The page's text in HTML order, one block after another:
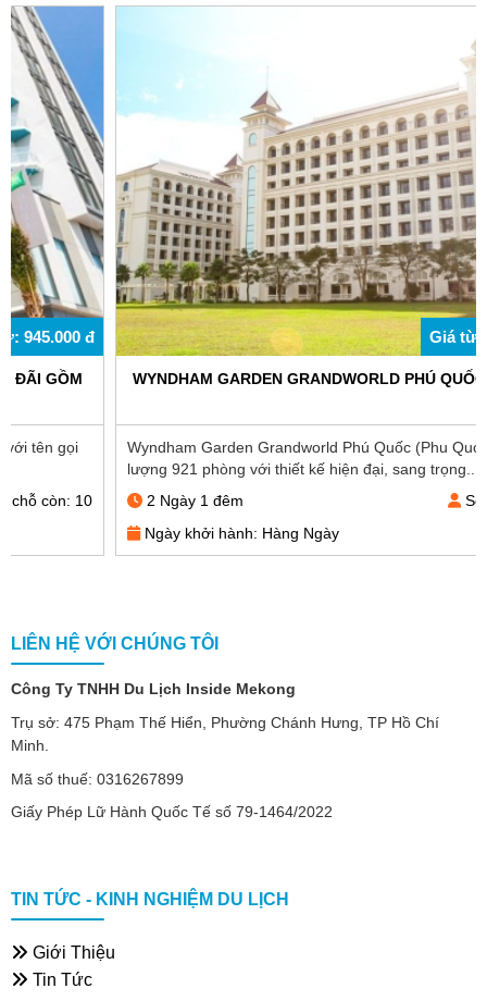
Giá từ: 1.170.000 đ
WYNDHAM GARDEN GRANDWORLD PHÚ QUỐC 4 SAO
Wyndham Garden Grandworld Phú Quốc (Phu Quoc) sở hữu số
lượng 921 phòng với thiết kế hiện đại, sang trọng...
2 Ngày 1 đêm
Số chỗ còn: 10
Ngày khởi hành: Hàng Ngày
LIÊN HỆ VỚI CHÚNG TÔI
Công Ty TNHH Du Lịch Inside Mekong
Trụ sở: 475 Phạm Thế Hiển, Phường Chánh Hưng, TP Hồ Chí
Minh.
Mã số thuế: 0316267899
Giấy Phép Lữ Hành Quốc Tế số 79-1464/2022
TIN TỨC - KINH NGHIỆM DU LỊCH
Giới Thiệu
Tin Tức